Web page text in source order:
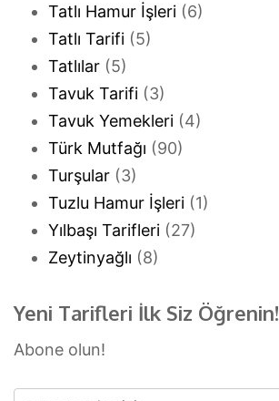
Tatlı Hamur İşleri (6)
Tatlı Tarifi (5)
Tatlılar (5)
Tavuk Tarifi (3)
Tavuk Yemekleri (4)
Türk Mutfağı (90)
Turşular (3)
Tuzlu Hamur İşleri (1)
Yılbaşı Tarifleri (27)
Zeytinyağlı (8)
Yeni Tarifleri İlk Siz Öğrenin!
Abone olun!